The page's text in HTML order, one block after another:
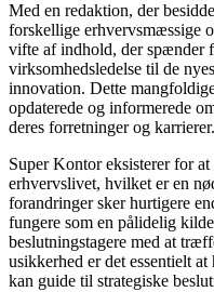
Med en redaktion, der
forskellige erhvervsmæssige
vifte af indhold, der spænder
virksomhedsledelse til de
innovation. Dette
opdaterede og informerede
deres forretninger og karrierer.
Super Kontor eksisterer for
erhvervslivet, hvilket er en
forandringer sker hurtigere
fungere som en pålidelig
beslutningstagere med at
usikkerhed er det essentielt
kan guide til strategiske